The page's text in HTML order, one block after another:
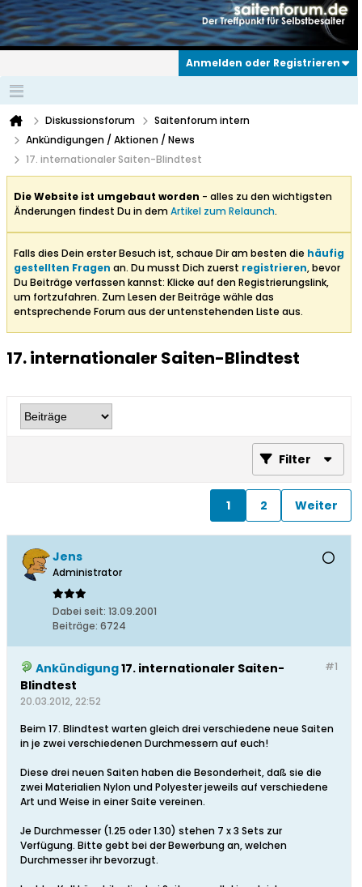
Anmelden oder Registrieren
Diskussionsforum
Saitenforum intern
Ankündigungen / Aktionen / News
17. internationaler Saiten-Blindtest
Die Website ist umgebaut worden - alles zu den wichtigsten
Änderungen findest Du in demArtikel zum Relaunch.
Falls dies Dein erster Besuch ist, schaue Dir am besten die häufig
gestellten Fragen an. Du musst Dich zuerst registrieren, bevor
Du Beiträge verfassen kannst: Klicke auf den Registrierungslink,
um fortzufahren. Zum Lesen der Beiträge wähle das
entsprechende Forum aus der untenstehenden Liste aus.
17. internationaler Saiten-Blindtest
Filter
1 2 Weiter
Jens
Administrator
Dabei seit: 13.09.2001
Beiträge: 6724
#1
Ankündigung17. internationaler Saiten-
Blindtest
20.03.2012, 22:52
Beim 17. Blindtest warten gleich drei verschiedene neue Saiten
in je zwei verschiedenen Durchmessern auf euch!
Diese drei neuen Saiten haben die Besonderheit, daß sie die
zwei Materialien Nylon und Polyester jeweils auf verschiedene
Art und Weise in einer Saite vereinen.
Je Durchmesser (1.25 oder 1.30) stehen 7 x 3 Sets zur
Verfügung. Bitte gebt bei der Bewerbung an, welchen
Durchmesser ihr bevorzugt.